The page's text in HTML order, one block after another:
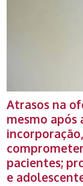
Atrasos na
mesmo após
pacientes;
e